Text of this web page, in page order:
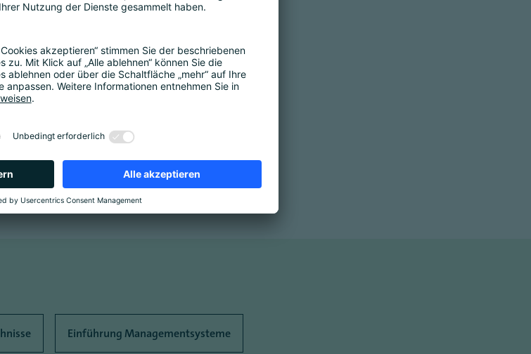
alle
umfasst vielfältige
vereinbaren
Einführung Managementsysteme